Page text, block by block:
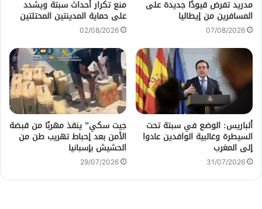
مدريد تفرض قيودًا جديدة على
المسافرين من إيطاليا
07/08/2026
منع تكرار أحداث سبتة ويشدد
على حماية المدينتين المحتلتين
02/08/2026
ألباريس: الوضع في سبتة تحت
السيطرة وغالبية الوافدين عادوا
إلى المغرب
31/07/2026
جيت سكي” ينقذ مهربًا من قبضة
الأمن بعد إحباط تهريب طن من
الحشيش بإسبانيا
29/07/2026